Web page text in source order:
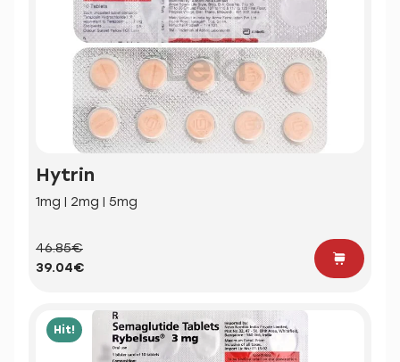
Hytrin
1mg | 2mg | 5mg
46.85€
39.04€
Hit!